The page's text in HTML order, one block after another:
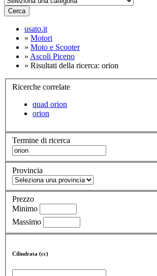
Cerca
usato.it
» Motori
» Moto e Scooter
» Ascoli Piceno
» Risultati della ricerca: orion
Ricerche correlate
quad orion
orion
Termine di ricerca
Provincia
Prezzo
Minimo
Massimo
Cilindrata (cc)